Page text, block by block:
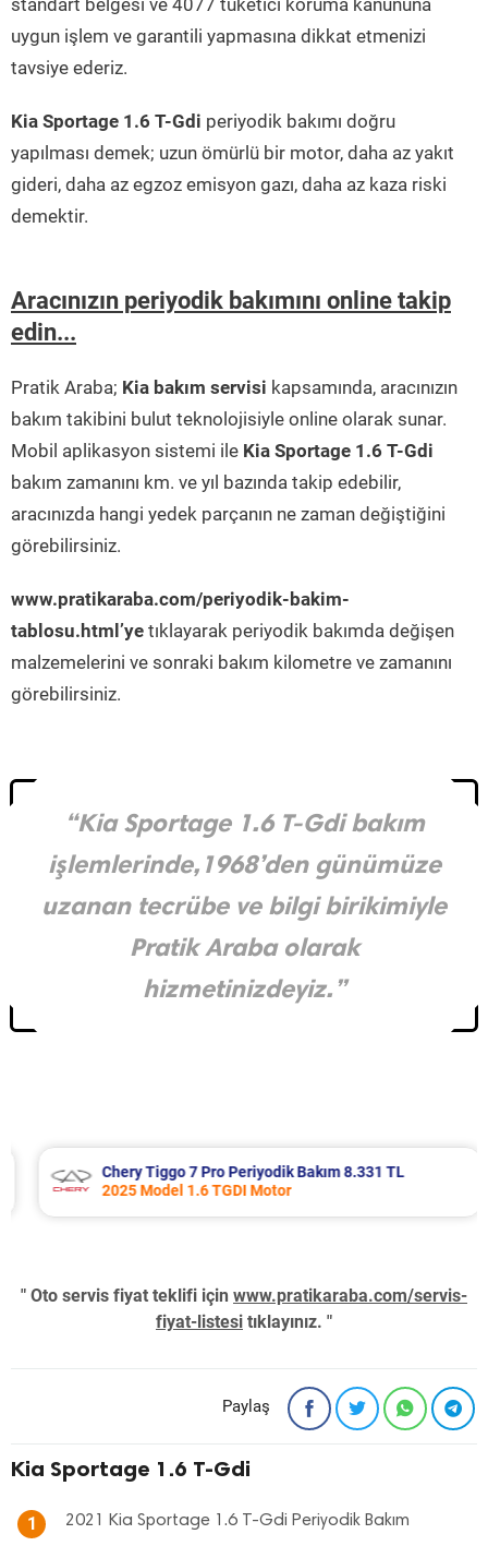
standart belgesi ve 4077 tüketici koruma kanununa
uygun işlem ve garantili yapmasına dikkat etmenizi
tavsiye ederiz.
Kia Sportage 1.6 T-Gdi periyodik bakımı doğru
yapılması demek; uzun ömürlü bir motor, daha az yakıt
gideri, daha az egzoz emisyon gazı, daha az kaza riski
demektir.
Aracınızın periyodik bakımını online takip
edin...
Pratik Araba; Kia bakım servisi kapsamında, aracınızın
bakım takibini bulut teknolojisiyle online olarak sunar.
Mobil aplikasyon sistemi ile Kia Sportage 1.6 T-Gdi
bakım zamanını km. ve yıl bazında takip edebilir,
aracınızda hangi yedek parçanın ne zaman değiştiğini
görebilirsiniz.
www.pratikaraba.com/periyodik-bakim-
tablosu.html’ye tıklayarak periyodik bakımda değişen
malzemelerini ve sonraki bakım kilometre ve zamanını
görebilirsiniz.
“Kia Sportage 1.6 T-Gdi bakım
işlemlerinde,1968’den günümüze
uzanan tecrübe ve bilgi birikimiyle
Pratik Araba olarak
hizmetinizdeyiz.”
Chery Tiggo 7 Pro Periyodik Bakım 8.331 TL
2025 Model 1.6 TGDI Motor
" Oto servis fiyat teklifi için www.pratikaraba.com/servis-
fiyat-listesi tıklayınız. "
Paylaş
Kia Sportage 1.6 T-Gdi
1 2021 Kia Sportage 1.6 T-Gdi Periyodik Bakım